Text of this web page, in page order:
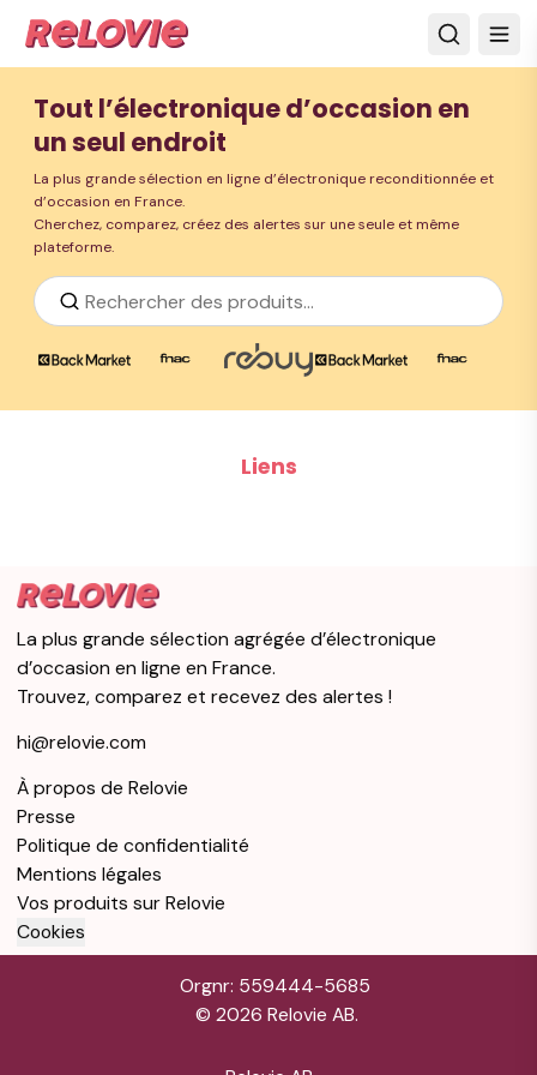
Tout l’électronique d’occasion en
un seul endroit
La plus grande sélection en ligne d’électronique reconditionnée et
d’occasion en France.
Cherchez, comparez, créez des alertes sur une seule et même
plateforme.
Liens
La plus grande sélection agrégée d’électronique
d’occasion en ligne en France.
Trouvez, comparez et recevez des alertes !
hi@relovie.com
À propos de Relovie
Presse
Politique de confidentialité
Mentions légales
Vos produits sur Relovie
Cookies
Orgnr: 559444-5685
© 2026 Relovie AB.